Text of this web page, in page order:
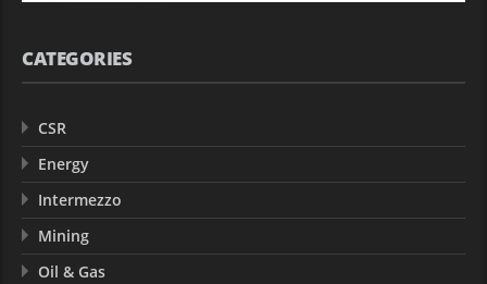
CATEGORIES
CSR
Energy
Intermezzo
Mining
Oil & Gas